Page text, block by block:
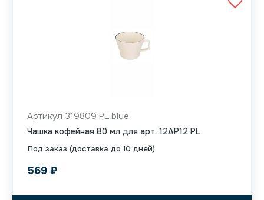
Под заказ (доставка до 10 дней)
Артикул 319809 PL blue
Чашка кофейная 80 мл для арт. 12AP12 PL
569 ₽